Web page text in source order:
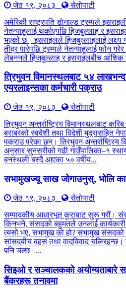
जेठ १९, २०८३
सेतोपाटी
अमेरिकी राष्ट्रपति डोनाल्ड ट्रम्पले
नेतन्याहूलाई थर्काएपछि हिजबुल्लाह र
भएको छ। इसराइलले हिजबुल्लाहलाई
तीव्र पारेपछि ट्रम्पले नेतन्याहूलाई फोन
लेबननले हिजबुल्लाह र इसराइलबीच आंशिक
त्रिभुवन विमानस्थलबाट ५४
एयरलाइन्सका कर्मचारी पक्राउ
जेठ १९, २०८३
सेतोपाटी
त्रिभुवन अन्तर्राष्ट्रिय विमानस्थलबाट
बराबरको स्वदेशी तथा विदेशी मुद्रासहित
पक्राउ परेका छन्। त्रिभुवन अन्तर्राष्ट्रिय
अनुसार सुनसरीको गढी गाउँपालिका–१
बनस्थली बस्दै आएका ५० वर्षीय...
सभामुखज्यू साख जोगाउनुस्, भोलि
जेठ १९, २०८३
सेतोपाटी
सम्पादकीय आधारभूत कुराबाट सुरू गरौं।
किनभने, संसदको बहुमतले उनलाई
त्यसो भए, सभामुख को हो? सभामुख संसदको
सांसदबीच बहस तथा वादविवाद
पनि चल्छ।...
सिइओ र सञ्चालकको अयोग्यताबारे
बैंकरहरू तनावमा